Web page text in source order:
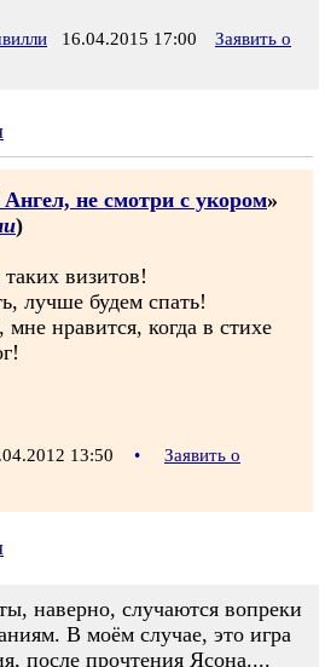
16.04.2015 17:00
Заявить о
не смотри с укором»
)
визитов!
лучше будем спать!
нравится, когда в стихе
13:50 •
Заявить о
наверно, случаются вопреки
В моём случае, это игра
после прочтения Ясона....